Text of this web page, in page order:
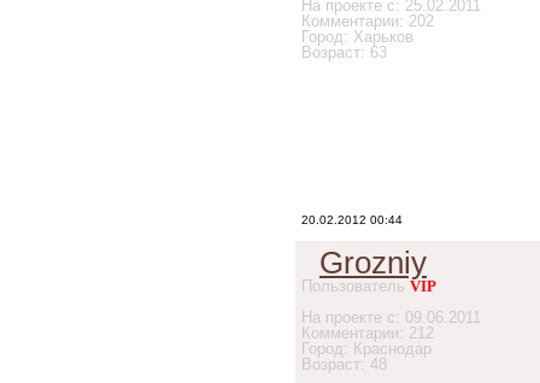
На проекте с: 25.02.2011
Комментарии: 202
Город: Харьков
Возраст: 63
20.02.2012 00:44
Grozniy
Пользователь VIP
На проекте с: 09.06.2011
Комментарии: 212
Город: Краснодар
Возраст: 48